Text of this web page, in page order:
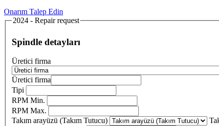
Onarım Talep Edin
2024 - Repair request
Spindle detayları
Üretici firma
Üretici firma
Tipi
RPM Min.
RPM Max.
Takım arayüzü (Takım Tutucu)